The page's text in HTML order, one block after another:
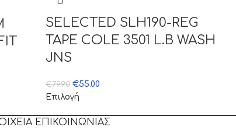
SELECTED SLH190-REG
TAPE COLE 3501 L.B WASH
JNS
€79.90 €55.00
Επιλογή
ΕΠΙΚΟΙΝΩΝΙΑΣ